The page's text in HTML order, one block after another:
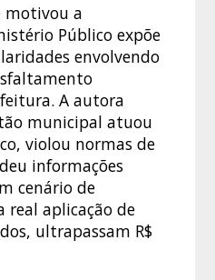
motivou a
Público expõe
envolvendo
A autora
municipal atuou
violou normas de
informações
cenário de
real aplicação de
ultrapassam R$